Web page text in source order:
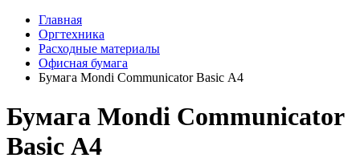
Главная
Оргтехника
Расходные материалы
Офисная бумага
Бумага Mondi Communicator Basic А4
Бумага Mondi Communicator
Basic А4